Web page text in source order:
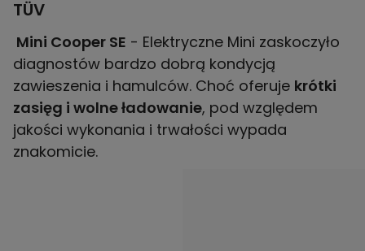
TÜV
Mini Cooper SE - Elektryczne Mini zaskoczyło
diagnostów bardzo dobrą kondycją
zawieszenia i hamulców. Choć oferuje krótki
zasięg i wolne ładowanie, pod względem
jakości wykonania i trwałości wypada
znakomicie.